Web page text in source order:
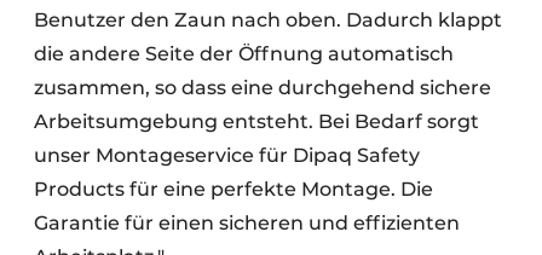
Benutzer den Zaun nach oben. Dadurch klappt
die andere Seite der Öffnung automatisch
zusammen, so dass eine durchgehend sichere
Arbeitsumgebung entsteht. Bei Bedarf sorgt
unser Montageservice für Dipaq Safety
Products für eine perfekte Montage. Die
Garantie für einen sicheren und effizienten